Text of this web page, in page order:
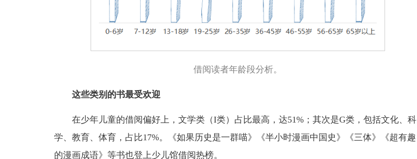
借阅读者年龄段分析。
这些类别的书最受欢迎
在少年儿童的借阅偏好上，文学类（I类）占比最高，达51%；其次是G类，包括文化、科
学、教育、体育，占比17%。《如果历史是一群喵》《半小时漫画中国史》《三体》《超有趣
的漫画成语》等书也登上少儿馆借阅热榜。